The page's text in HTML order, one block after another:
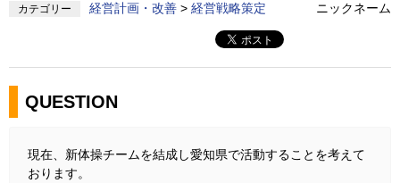
カテゴリー
経営計画・改善 > 経営戦略策定 ニックネーム
QUESTION
現在、新体操チームを結成し愛知県で活動することを考えて
おります。